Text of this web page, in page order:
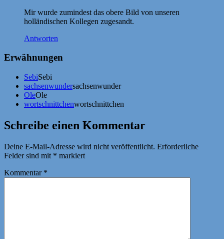
Mir wurde zumindest das obere Bild von unseren
holländischen Kollegen zugesandt.
Antworten
Erwähnungen
SebiSebi
sachsenwundersachsenwunder
OleOle
wortschnittchenwortschnittchen
Schreibe einen Kommentar
Deine E-Mail-Adresse wird nicht veröffentlicht. Erforderliche
Felder sind mit * markiert
Kommentar *